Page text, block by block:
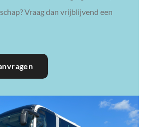
Vraag dan vrijblijvend een